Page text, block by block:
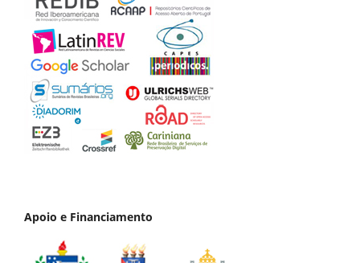
Apoio e Financiamento